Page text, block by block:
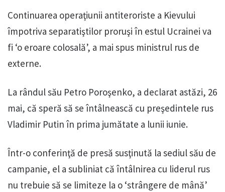
Continuarea operaţiunii antiteroriste a Kievului
împotriva separatiştilor proruşi în estul Ucrainei va
fi ‘o eroare colosală’, a mai spus ministrul rus de
externe.
La rândul său Petro Poroşenko, a declarat astăzi, 26
mai, că speră să se întâlnească cu preşedintele rus
Vladimir Putin în prima jumătate a lunii iunie.
Într-o conferinţă de presă susţinută la sediul său de
campanie, el a subliniat că întâlnirea cu liderul rus
nu trebuie să se limiteze la o ‘strângere de mână’